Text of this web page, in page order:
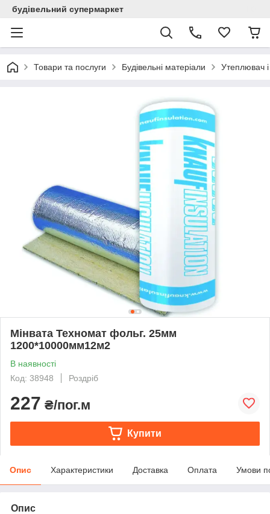
будівельний супермаркет
Товари та послуги Будівельні матеріали Утеплювач і
Мінвата Техномат фольг. 25мм
1200*10000мм12м2
В наявності
Код: 38948
Роздріб
227 ₴/пог.м
Купити
Опис Характеристики Доставка Оплата Умови
Опис